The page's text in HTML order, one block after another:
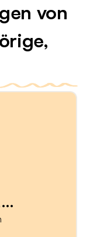
von